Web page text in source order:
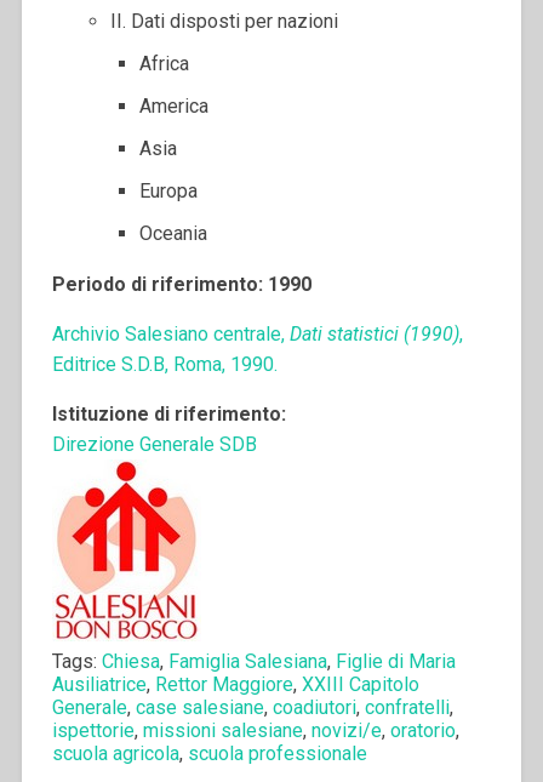
II. Dati disposti per nazioni
Africa
America
Asia
Europa
Oceania
Periodo di riferimento: 1990
Archivio Salesiano centrale, Dati statistici (1990),
Editrice S.D.B, Roma, 1990.
Istituzione di riferimento:
Direzione Generale SDB
Tags: Chiesa, Famiglia Salesiana, Figlie di Maria
Ausiliatrice, Rettor Maggiore, XXIII Capitolo
Generale, case salesiane, coadiutori, confratelli,
ispettorie, missioni salesiane, novizi/e, oratorio,
scuola agricola, scuola professionale